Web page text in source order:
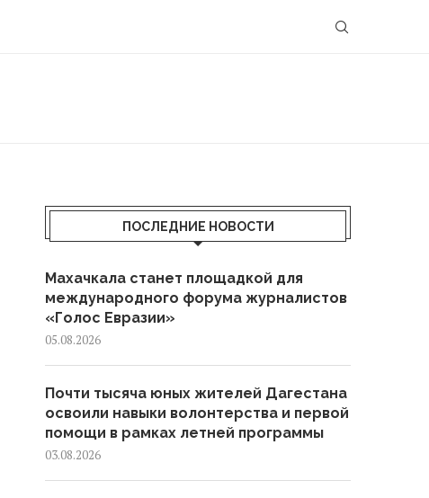
ПОСЛЕДНИЕ НОВОСТИ
Махачкала станет площадкой для
международного форума журналистов
«Голос Евразии»
05.08.2026
Почти тысяча юных жителей Дагестана
освоили навыки волонтерства и первой
помощи в рамках летней программы
03.08.2026